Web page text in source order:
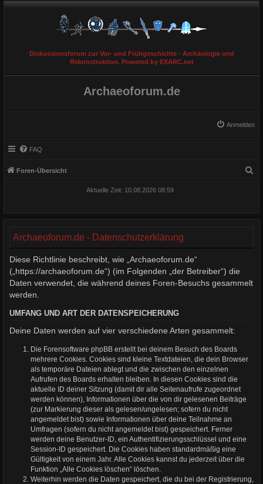
Diskussionsforum zur Vor- und Frühgeschichte - Archäologie und
Rekonstruktion. Powered by EXARC.net
Archaeoforum.de
Anmelden
FAQ
Foren-Übersicht
Aktuelle Zeit: 10.08.2026 08:59
Archaeoforum.de - Datenschutzerklärung
Diese Richtlinie beschreibt, wie „Archaeoforum.de“
(„https://archaeoforum.de“) (im Folgenden „der Betreiber“) die
Daten verwendet, die während deines Foren-Besuchs gesammelt
werden.
UMFANG UND ART DER DATENSPEICHERUNG
Deine Daten werden auf vier verschiedene Arten gesammelt:
Die Forensoftware phpBB erstellt bei deinem Besuch des Boards
mehrere Cookies. Cookies sind kleine Textdateien, die dein Browser
als temporäre Dateien ablegt und die zwischen den einzelnen
Aufrufen des Boards erhalten bleiben. In diesen Cookies sind die
aktuelle ID deiner Sitzung (damit dir alle Seitenaufrufe zugeordnet
werden können), Informationen über die von dir gelesenen Beiträge
(zur Markierung dieser als gelesen/ungelesen; sofern du nicht
angemeldet bist) sowie Informationen über deine Teilnahme an
Umfragen (sofern du nicht angemeldet bist) gespeichert. Ferner
werden deine Benutzer-ID, ein Authentifizierungsschlüssel und eine
Session-ID gespeichert. Die Cookies haben standardmäßig eine
Gültigkeit von einem Jahr. Alle Cookies kannst du jederzeit über die
Funktion „Alle Cookies löschen“ löschen.
Weiterhin werden die Daten gespeichert, die du bei der Registrierung,